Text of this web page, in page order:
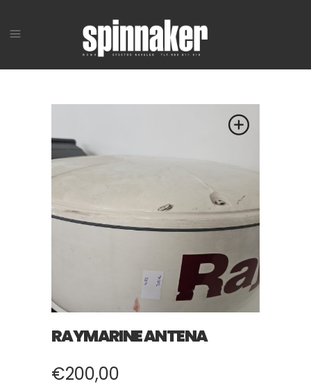
RAYMARINE ANTENA
€200,00